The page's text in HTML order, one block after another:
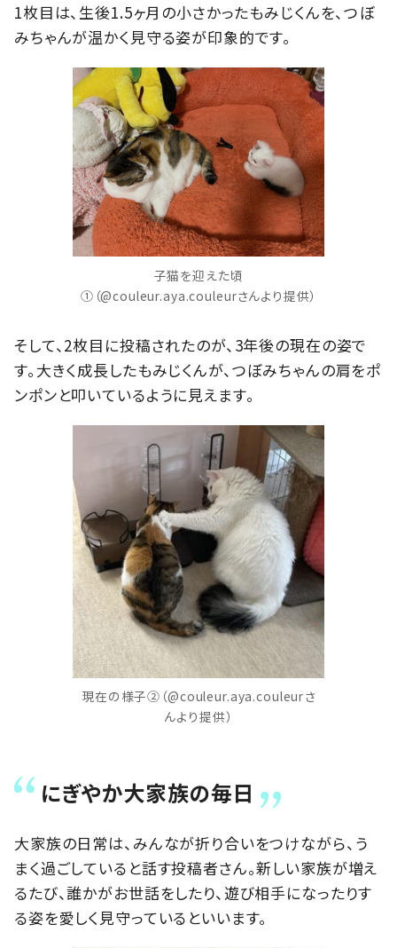
1枚目は、生後1.5ヶ月の小さかったもみじくんを、つぼ
みちゃんが温かく見守る姿が印象的です。
子猫を迎えた頃
①（@couleur.aya.couleurさんより提供）
そして、2枚目に投稿されたのが、3年後の現在の姿で
す。大きく成長したもみじくんが、つぼみちゃんの肩をポ
ンポンと叩いているように見えます。
現在の様子②（@couleur.aya.couleurさ
んより提供）
にぎやか大家族の毎日
大家族の日常は、みんなが折り合いをつけながら、う
まく過ごしていると話す投稿者さん。新しい家族が増え
るたび、誰かがお世話をしたり、遊び相手になったりす
る姿を愛しく見守っているといいます。